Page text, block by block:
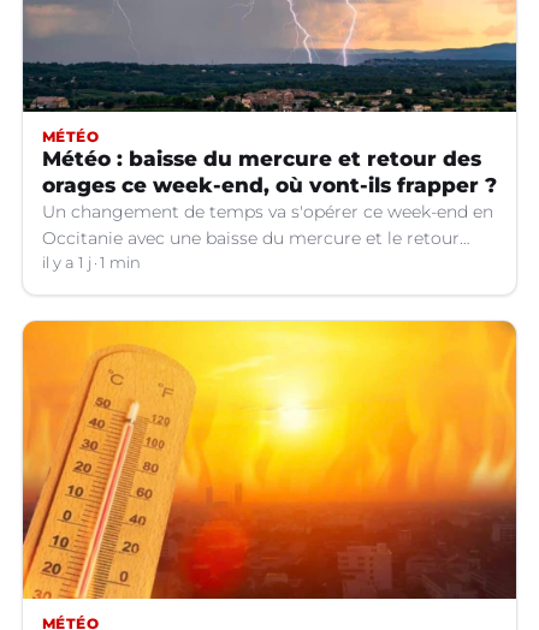
MÉTÉO
Météo : baisse du mercure et retour des
orages ce week-end, où vont-ils frapper ?
Un changement de temps va s'opérer ce week-end en
Occitanie avec une baisse du mercure et le retour
d'orages dans certains départements.
il y a 1 j 1 min
MÉTÉO